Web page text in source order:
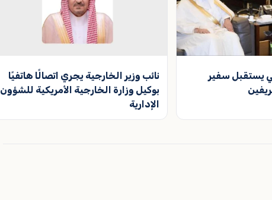
يستقبل سفير
نائب وزير الخارجية يجري اتصالًا هاتفيًا
بوكيل وزارة الخارجية الأمريكية للشؤون
الإدارية